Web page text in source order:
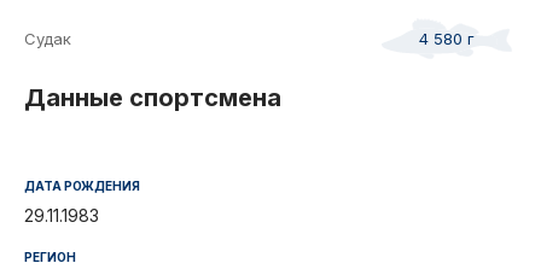
Данные спортсмена
ДАТА РОЖДЕНИЯ
29.11.1983
РЕГИОН
Судак 4 580 г